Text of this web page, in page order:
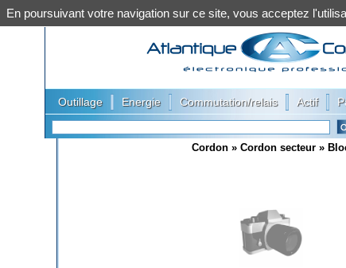
Outillage Energie Commutation/relais Actif
Cordon » Cordon secteur »
En poursuivant votre navigation sur ce site, vous acceptez